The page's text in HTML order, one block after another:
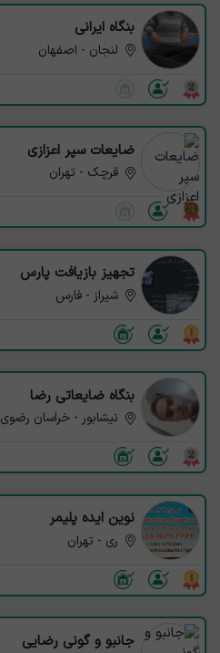
بنگاه ایرانی
لنجان - اصفهان
ضایعات سپر اعزازی
قرچک - تهران
تجهیز بازیافت پارس
شیراز - فارس
بنگاه ضایعاتی رضا
نیشابور - خراسان رضوی
نوین ایده پلیمر
ری - تهران
جانبو و گونی رضایی